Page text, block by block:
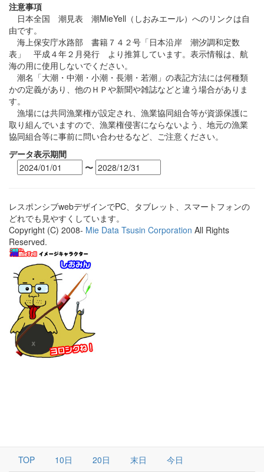
注意事項
日本全国 潮見表 潮MieYell（しおみエール）へのリンクは自
由です。
海上保安庁水路部 書籍７４２号「日本沿岸 潮汐調和定数
表」 平成４年２月発行 より推算しています。表示情報は、航
海の用に使用しないでください。
潮名「大潮・中潮・小潮・長潮・若潮」の表記方法には何種類
かの定義があり、他のＨＰや新聞や雑誌などと違う場合がありま
す。
漁場には共同漁業権が設定され、漁業協同組合等が資源保護に
取り組んでいますので、漁業権侵害にならないよう、地元の漁業
協同組合等に事前に問い合わせるなど、ご注意ください。
データ表示期間
〜
レスポンシブwebデザインでPC、タブレット、スマートフォンの
どれでも見やすくしています。
Copyright (C) 2008- Mie Data Tsusin Corporation All Rights
Reserved.
TOP 10日 20日 末日 今日